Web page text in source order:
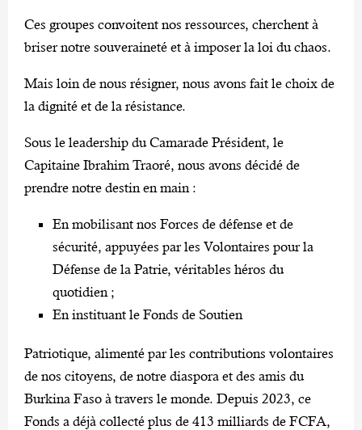
Ces groupes convoitent nos ressources, cherchent à
briser notre souveraineté et à imposer la loi du chaos.
Mais loin de nous résigner, nous avons fait le choix de
la dignité et de la résistance.
Sous le leadership du Camarade Président, le
Capitaine Ibrahim Traoré, nous avons décidé de
prendre notre destin en main :
En mobilisant nos Forces de défense et de
sécurité, appuyées par les Volontaires pour la
Défense de la Patrie, véritables héros du
quotidien ;
En instituant le Fonds de Soutien
Patriotique, alimenté par les contributions volontaires
de nos citoyens, de notre diaspora et des amis du
Burkina Faso à travers le monde. Depuis 2023, ce
Fonds a déjà collecté plus de 413 milliards de FCFA,